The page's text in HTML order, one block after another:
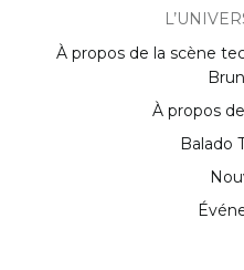
À propos de la scène
À propos
Balado